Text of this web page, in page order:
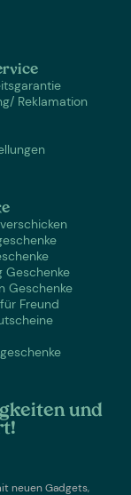
Reklamation
Geschenke
Geschenke
Freund
und
neuen Gadgets,